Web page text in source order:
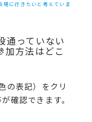
場に行きたいと考えていま
通っていない
加方法はどこ
の表記）をクリ
確認できます。